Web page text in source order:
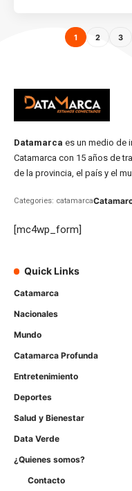
1 2 3
Datamarca es un medio de
Catamarca con 15 años de
de la provincia, el país y el
Categories: catamarca
[mc4wp_form]
Quick Links
Catamarca
Nacionales
Mundo
Catamarca Profunda
Entretenimiento
Deportes
Salud y Bienestar
Data Verde
¿Quienes somos?
Contacto